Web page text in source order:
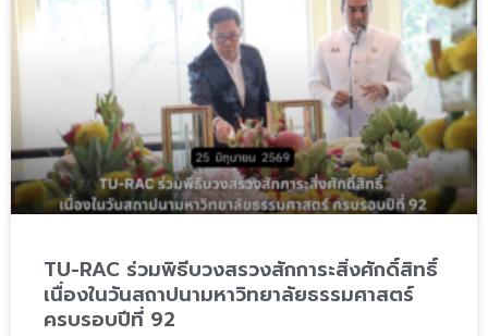
TU-RAC ร่วมพิธีบวงสรวงสักการะสิ่งศักดิ์สิทธิ์
เนื่องในวันสถาปนามหาวิทยาลัยธรรมศาสตร์
ครบรอบปีที่ 92